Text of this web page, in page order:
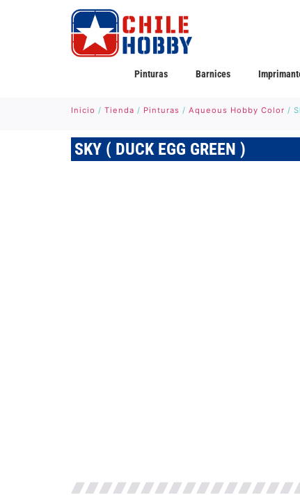
Pinturas Barnices
Inicio / Tienda / Pinturas / Aqueous Hobby Color /
SKY ( DUCK EGG GREEN )